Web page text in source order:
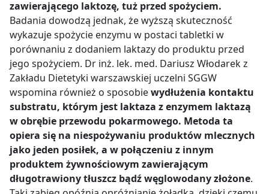
zawierającego laktozę, tuż przed spożyciem.
Badania dowodzą jednak, że wyższą skuteczność
wykazuje spożycie enzymu w postaci tabletki w
porównaniu z dodaniem laktazy do produktu przed
jego spożyciem. Dr inż. lek. med. Dariusz Włodarek z
Zakładu Dietetyki warszawskiej uczelni SGGW
wspomina również o sposobiewydłużenia kontaktu
substratu, którym jest laktaza z enzymem laktazą
w obrębie przewodu pokarmowego. Metoda ta
opiera się na niespożywaniu produktów mlecznych
jako jeden posiłek, a w połączeniu z innym
produktem żywnościowym zawierającym
długotrawiony tłuszcz bądź węglowodany złożone.